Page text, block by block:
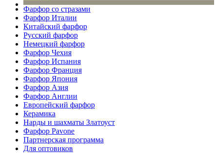
Фарфор со стразами
Фарфор Италии
Китайский фарфор
Русский фарфор
Немецкий фарфор
Фарфор Чехия
Фарфор Испания
Фарфор Франция
Фарфор Япония
Фарфор Азия
Фарфор Англии
Европейский фарфор
Керамика
Нарды и шахматы Златоуст
Фарфор Pavone
Партнерская программа
Для оптовиков